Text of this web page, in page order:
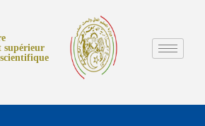
supérieur